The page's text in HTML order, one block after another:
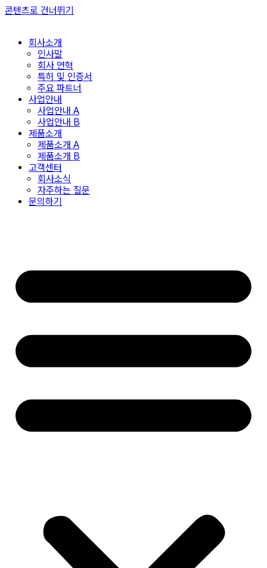
콘텐츠로 건너뛰기
회사소개
인사말
회사 연혁
특허 및 인증서
주요 파트너
사업안내
사업안내 A
사업안내 B
제품소개
제품소개 A
제품소개 B
고객센터
회사소식
자주하는 질문
문의하기